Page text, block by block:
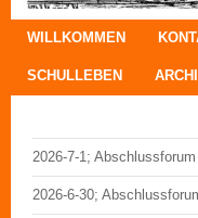
WILLKOMMEN
SCHULLEBEN
2026-7-1;
2026-6-30;